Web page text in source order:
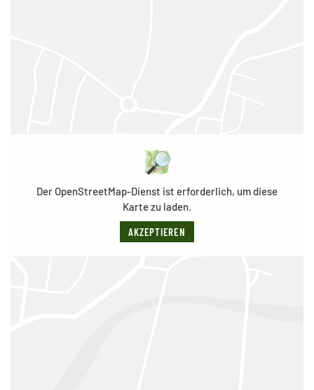
Der OpenStreetMap-Dienst ist erforderlich, um diese
Karte zu laden.
AKZEPTIEREN